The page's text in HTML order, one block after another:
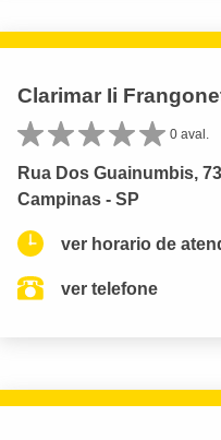
Clarimar Ii
0 aval.
Rua Dos Guainumbis,
Campinas - SP
ver horario de
ver telefone